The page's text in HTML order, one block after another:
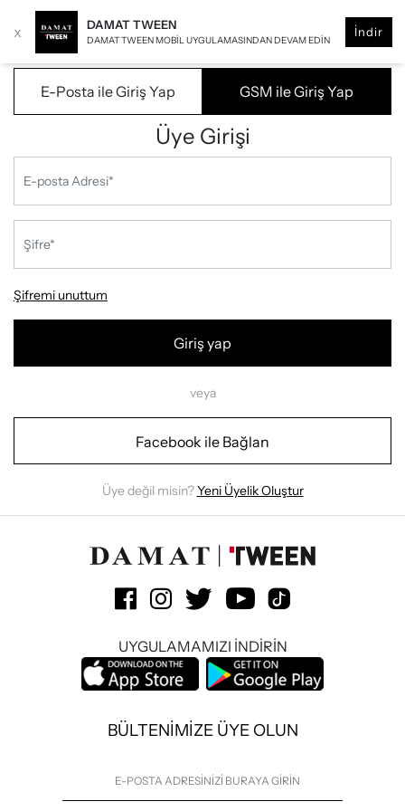
x DAMAT TWEEN
DAMAT TWEEN MOBIL UYGULAMASINDAN DEVAM EDIN
İndir
E-Posta ile Giriş Yap GSM ile Giriş Yap
Üye Girişi
Şifremi unuttum
Giriş yap
veya
Facebook ile Bağlan
Üye değil misin?Yeni Üyelik Oluştur
UYGULAMAMIZI İNDİRİN
BÜLTENİMİZE ÜYE OLUN